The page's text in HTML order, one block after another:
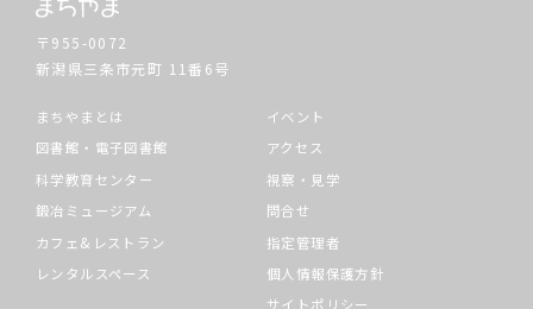
〒955-0072
新潟県三条市元町 11番6号
まちやまとは
図書館・電子図書館
科学教育センター
鍛冶ミュージアム
カフェ&レストラン
レンタルスペース
イベント
アクセス
視察・見学
問合せ
指定管理者
個人情報保護方針
サイトポリシー